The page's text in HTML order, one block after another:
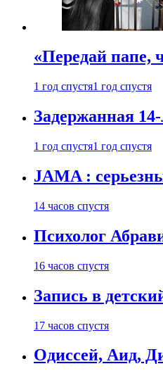
«Передай папе,
1 год спустя1 год спустя
Задержанная
1 год спустя1 год спустя
JAMA :
14 часов спустя
Психолог
16 часов спустя
Запись в
17 часов спустя
Одиссей, Аид,